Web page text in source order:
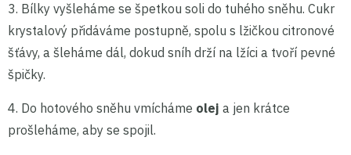
3. Bílky vyšleháme se špetkou soli do tuhého sněhu. Cukr
krystalový přidáváme postupně, spolu s lžičkou citronové
šťávy, a šleháme dál, dokud sníh drží na lžíci a tvoří pevné
špičky.
4. Do hotového sněhu vmícháme olej a jen krátce
prošleháme, aby se spojil.